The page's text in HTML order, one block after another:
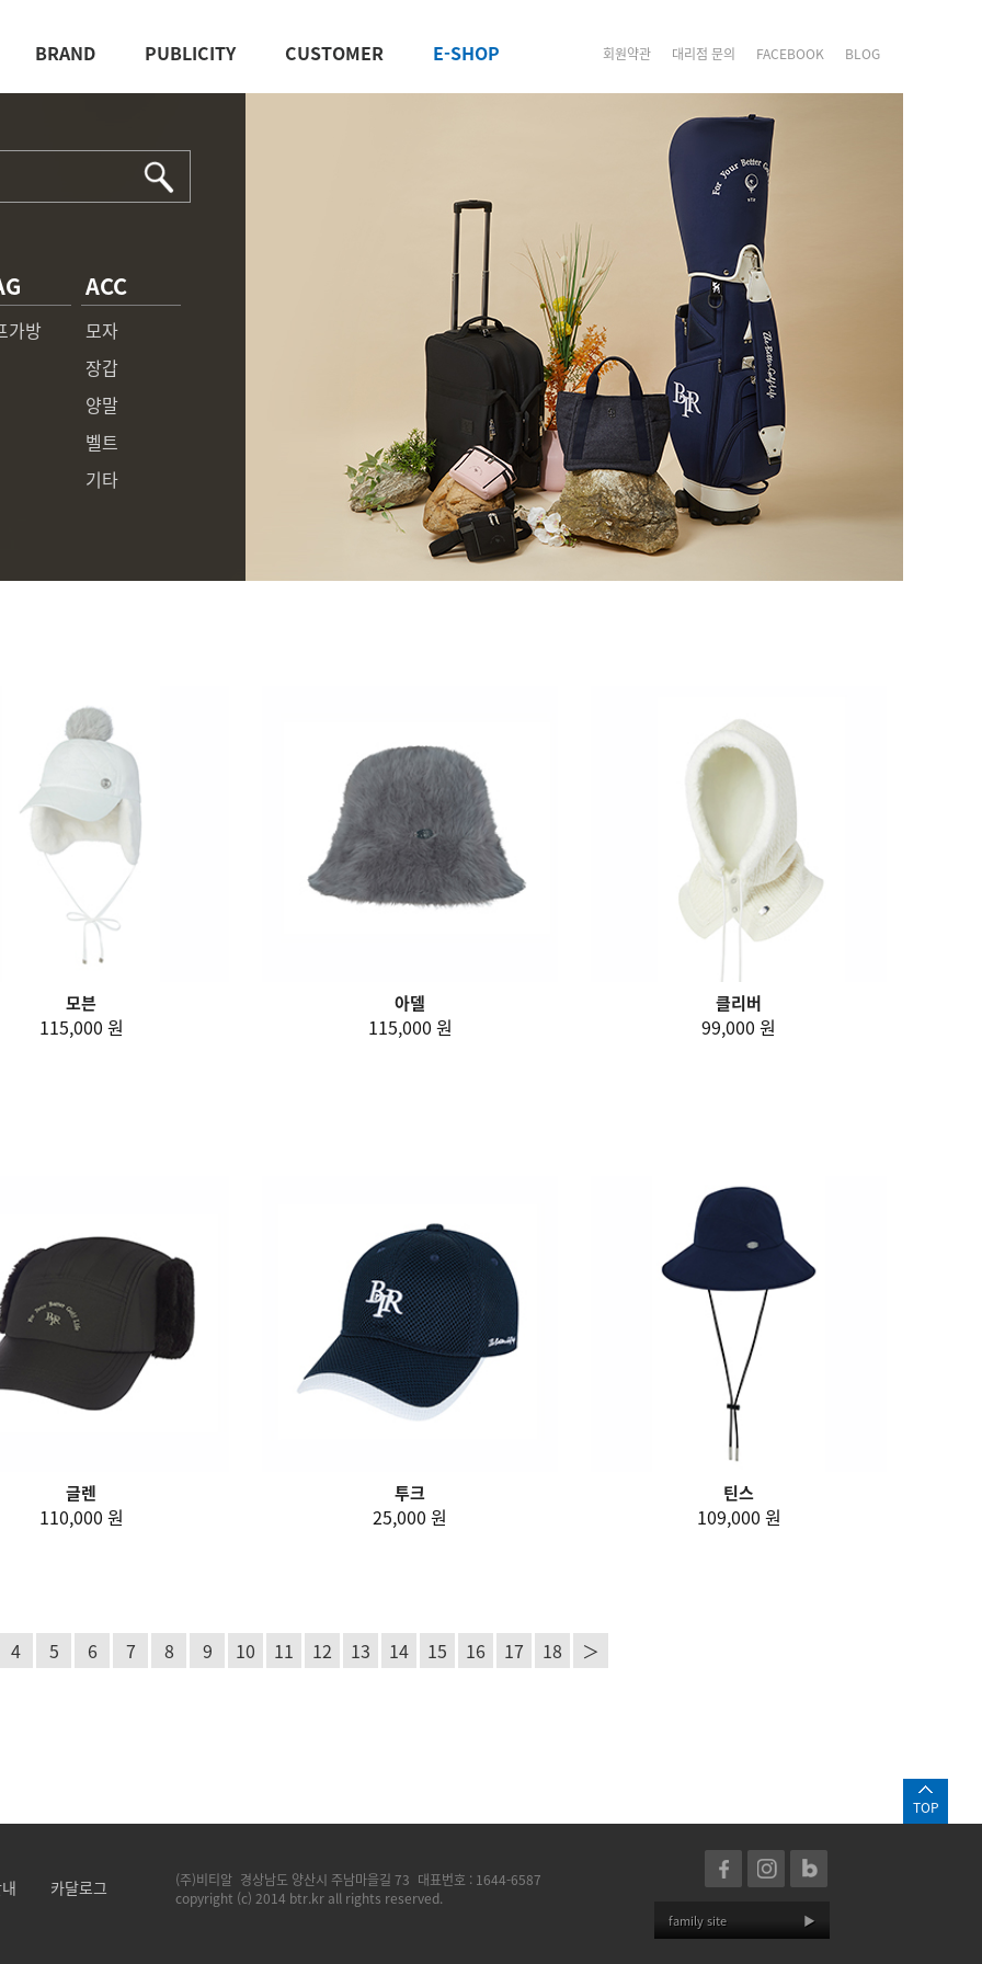
BRAND PUBLICITY CUSTOMER E-SHOP 회원약관 대리점 문의 FACEBOOK BLOG
가방
ACC
모자
장갑
양말
벨트
기타
모븐
115,000 원
아델
115,000 원
클리버
99,000 원
글렌
110,000 원
투크
25,000 원
틴스
109,000 원
4 5 6 7 8 9 10 11 12 13 14 15 16 17 18 ＞
TOP
카달로그 (주)비티알 경상남도 양산시 주남마을길 73 대표번호 : 1644-6587
copyright (c) 2014 btr.kr all rights reserved.
family site ▶